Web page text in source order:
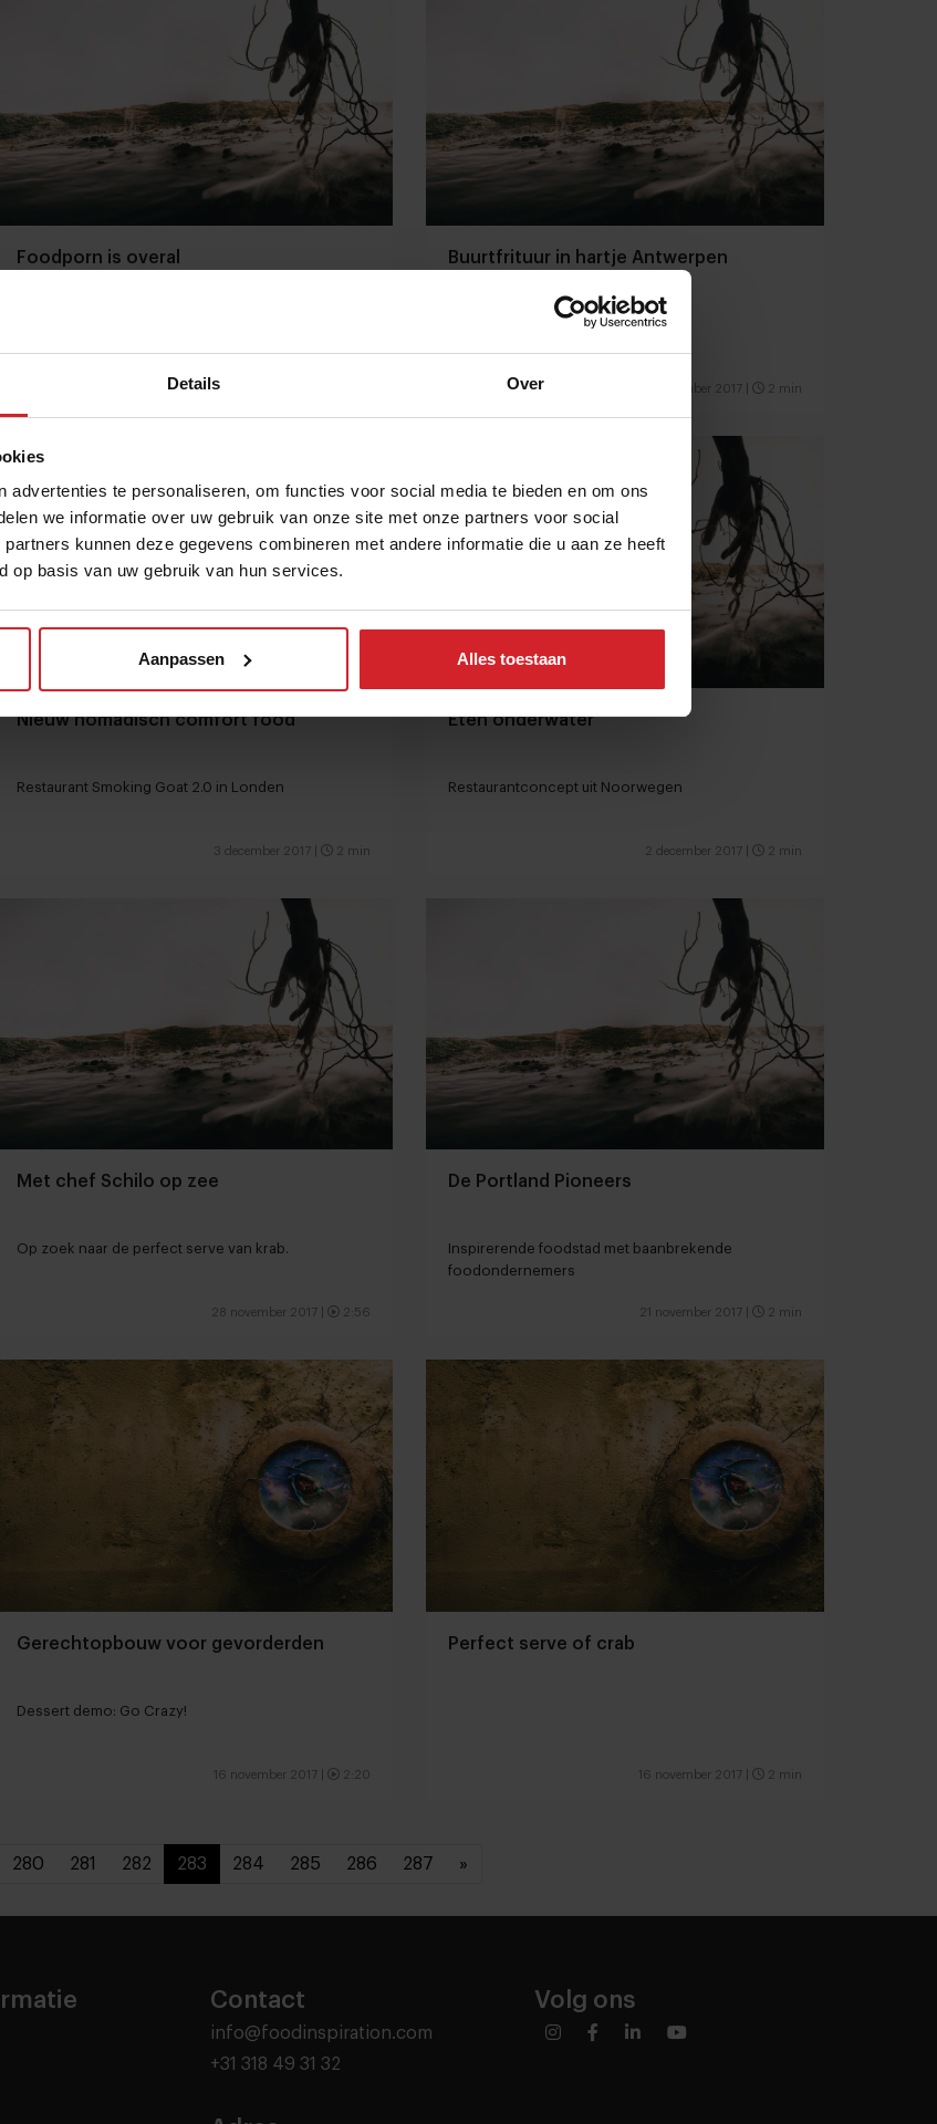
Details Over
advertenties te personaliseren, om functies voor social media te bieden en om ons
we informatie over uw gebruik van onze site met onze partners voor social
kunnen deze gegevens combineren met andere informatie die u aan ze heeft
op basis van uw gebruik van hun services.
Aanpassen Alles toestaan
Foodporn is overal
11 december 2017
Buurtfrituur in hartje Antwerpen
Baraque Friture is ambitieus
6 december 2017 2 min
Nieuw nomadisch comfort food
Restaurant Smoking Goat 2.0 in Londen
3 december 2017 2 min
Eten onderwater
Restaurantconcept uit Noorwegen
2 december 2017 2 min
Met chef Schilo op zee
Op zoek naar de perfect serve van krab.
28 november 2017 2:56
De Portland Pioneers
Inspirerende foodstad met baanbrekende
foodondernemers
21 november 2017 2 min
Gerechtopbouw voor gevorderden
Dessert demo: Go Crazy!
16 november 2017 2:20
Perfect serve of crab
16 november 2017 2 min
280 281 282 283 284 285 286 287 »
Contact
info@foodinspiration.com
+31 318 49 31 32
Volg ons